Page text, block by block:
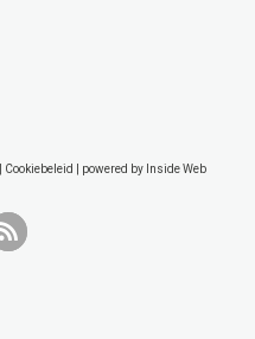
Cookiebeleid | powered by Inside Web